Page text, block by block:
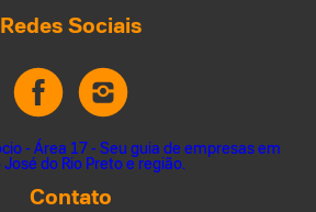
Redes Sociais
Contato